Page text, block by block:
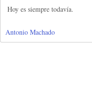
Hoy es siempre todavía.
Antonio Machado